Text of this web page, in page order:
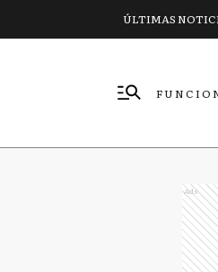
ÚLTIMAS
Ads